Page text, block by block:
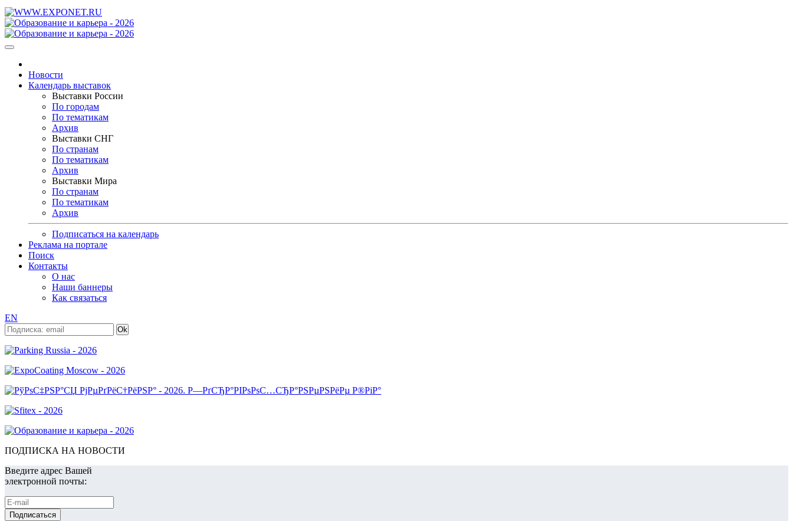
Новости
Календарь выставок
Выставки России
По городам
По тематикам
Архив
Выставки СНГ
По странам
По тематикам
Архив
Выставки Мира
По странам
По тематикам
Архив
Подписаться на календарь
Реклама на портале
Поиск
Контакты
О нас
Наши баннеры
Как связаться
EN
ПОДПИСКА НА НОВОСТИ
Введите адрес Вашей
электронной почты: